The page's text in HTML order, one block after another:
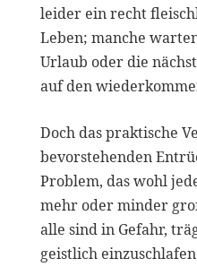
leider ein recht
Leben; manche
Urlaub oder die
auf den
Doch das praktische
bevorstehenden
Problem, das wohl
mehr oder minder
alle sind in Gefahr,
geistlich